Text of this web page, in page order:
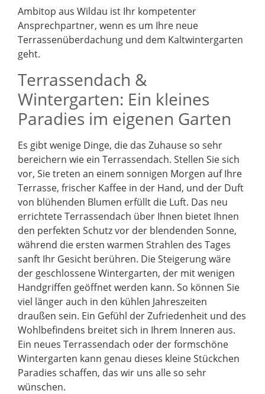
Ambitop aus Wildau ist Ihr kompetenter
Ansprechpartner, wenn es um Ihre neue
Terrassenüberdachung und dem Kaltwintergarten
geht.
Terrassendach &
Wintergarten: Ein kleines
Paradies im eigenen Garten
Es gibt wenige Dinge, die das Zuhause so sehr
bereichern wie ein Terrassendach. Stellen Sie sich
vor, Sie treten an einem sonnigen Morgen auf Ihre
Terrasse, frischer Kaffee in der Hand, und der Duft
von blühenden Blumen erfüllt die Luft. Das neu
errichtete Terrassendach über Ihnen bietet Ihnen
den perfekten Schutz vor der blendenden Sonne,
während die ersten warmen Strahlen des Tages
sanft Ihr Gesicht berühren. Die Steigerung wäre
der geschlossene Wintergarten, der mit wenigen
Handgriffen geöffnet werden kann. So können Sie
viel länger auch in den kühlen Jahreszeiten
draußen sein. Ein Gefühl der Zufriedenheit und des
Wohlbefindens breitet sich in Ihrem Inneren aus.
Ein neues Terrassendach oder der formschöne
Wintergarten kann genau dieses kleine Stückchen
Paradies schaffen, das wir uns alle so sehr
wünschen.